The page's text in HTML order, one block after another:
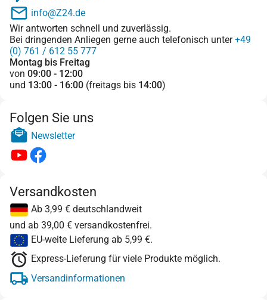
info@Z24.de
Wir antworten schnell und zuverlässig.
Bei dringenden Anliegen gerne auch telefonisch unter+49
(0) 761 / 612 55 777
Montag bis Freitag
von 09:00 - 12:00
und 13:00 - 16:00 (freitags bis 14:00)
Folgen Sie uns
Newsletter
Versandkosten
Ab 3,99 € deutschlandweit
und ab 39,00 € versandkostenfrei.
EU-weite Lieferung ab 5,99 €.
Express-Lieferung für viele Produkte möglich.
Versandinformationen